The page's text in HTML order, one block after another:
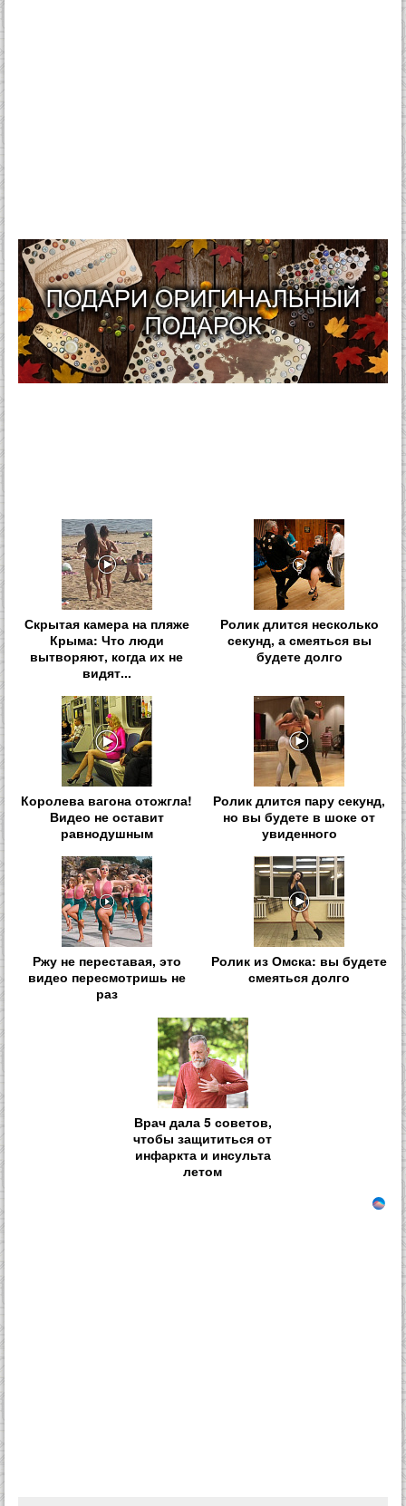
Скрытая камера на пляже
Крыма: Что люди
вытворяют, когда их не
видят...
Ролик длится несколько
секунд, а смеяться вы
будете долго
Королева вагона отожгла!
Видео не оставит
равнодушным
Ролик длится пару секунд,
но вы будете в шоке от
увиденного
Ржу не переставая, это
видео пересмотришь не
раз
Ролик из Омска: вы будете
смеяться долго
Врач дала 5 советов,
чтобы защититься от
инфаркта и инсульта
летом